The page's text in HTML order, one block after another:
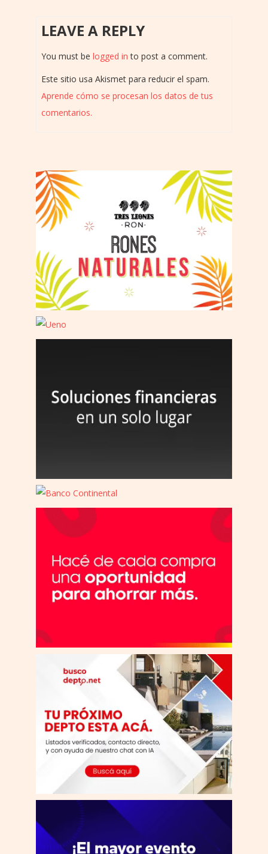
LEAVE A REPLY
You must be logged in to post a comment.
Este sitio usa Akismet para reducir el spam.
Aprende cómo se procesan los datos de tus
comentarios.